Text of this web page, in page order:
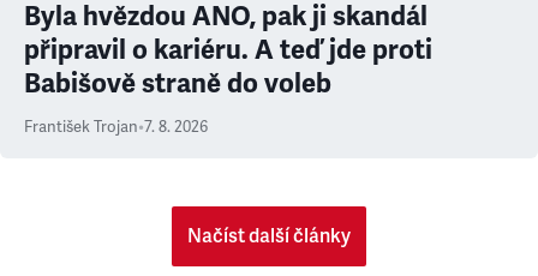
Byla hvězdou ANO, pak ji skandál
připravil o kariéru. A teď jde proti
Babišově straně do voleb
František Trojan•7. 8. 2026
Načíst další články